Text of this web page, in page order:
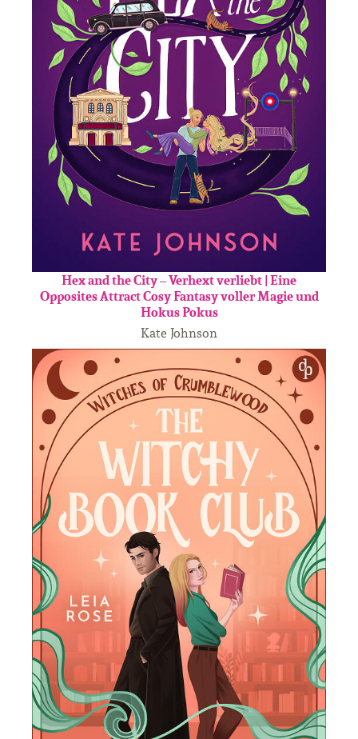
Hex and the City – Verhext verliebt | Eine
Opposites Attract Cosy Fantasy voller Magie und
Hokus Pokus
Kate Johnson